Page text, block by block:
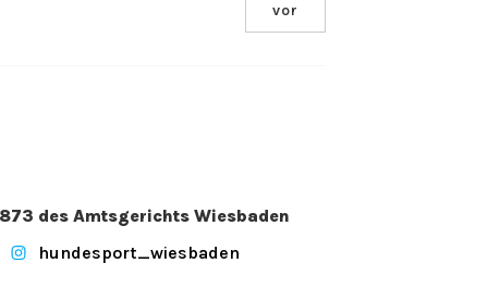
vor
des Amtsgerichts Wiesbaden
hundesport_wiesbaden